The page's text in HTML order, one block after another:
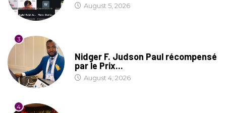
August 5, 2026
3
Nidger F. Judson Paul récompensé
par le Prix...
August 4, 2026
4